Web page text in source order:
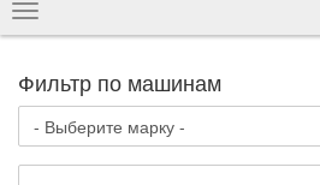
Показать
навигацию
Фильтр по машинам